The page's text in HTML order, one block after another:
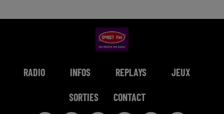
RADIO INFOS REPLAYS JEUX
SORTIES CONTACT